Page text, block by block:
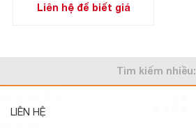
Liên hệ để biết giá
Tìm kiếm nhiều:
LIÊN HỆ